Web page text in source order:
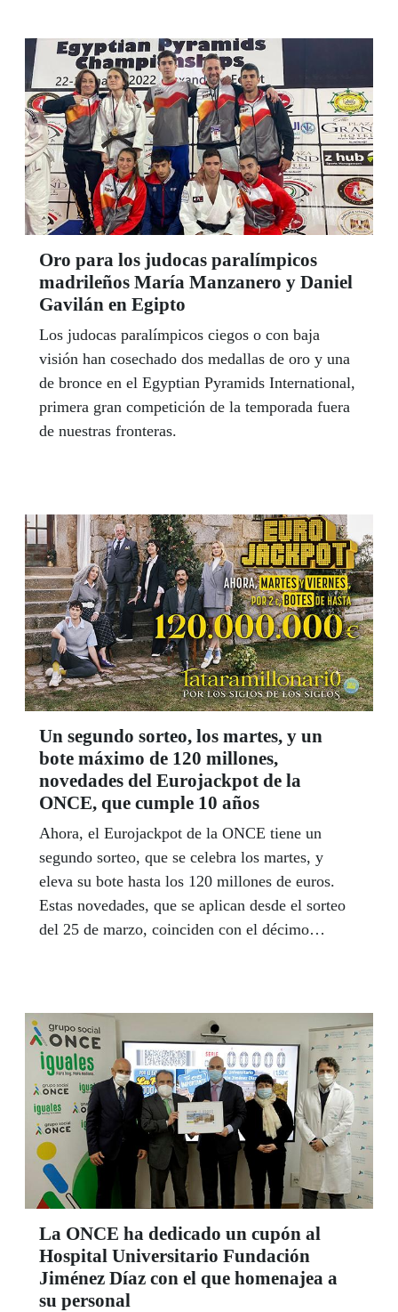
Oro para los judocas paralímpicos
madrileños María Manzanero y Daniel
Gavilán en Egipto
Los judocas paralímpicos ciegos o con baja
visión han cosechado dos medallas de oro y una
de bronce en el Egyptian Pyramids International,
primera gran competición de la temporada fuera
de nuestras fronteras.
Un segundo sorteo, los martes, y un
bote máximo de 120 millones,
novedades del Eurojackpot de la
ONCE, que cumple 10 años
Ahora, el Eurojackpot de la ONCE tiene un
segundo sorteo, que se celebra los martes, y
eleva su bote hasta los 120 millones de euros.
Estas novedades, que se aplican desde el sorteo
del 25 de marzo, coinciden con el décimo
La ONCE ha dedicado un cupón al
Hospital Universitario Fundación
Jiménez Díaz con el que homenajea a
su personal